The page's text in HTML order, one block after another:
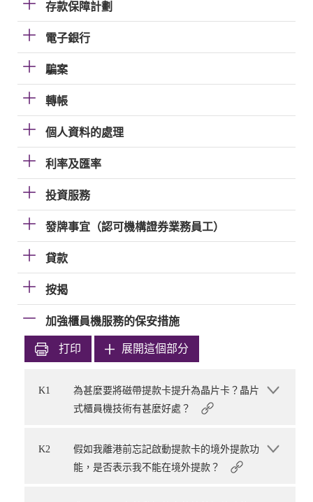
存款保障計劃
電子銀行
騙案
轉帳
個人資料的處理
利率及匯率
投資服務
發牌事宜（認可機構證券業務員工）
貸款
按揭
加強櫃員機服務的保安措施
打印 展開這個部分
K1
為甚麼要將磁帶提款卡提升為晶片卡？晶片
式櫃員機技術有甚麼好處？
K2
假如我離港前忘記啟動提款卡的境外提款功
能，是否表示我不能在境外提款？